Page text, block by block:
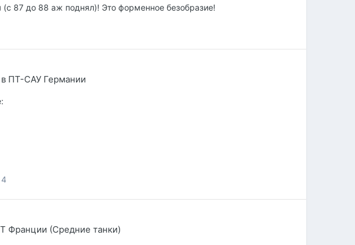
87 до 88 аж поднял)! Это форменное безобразие!
ПТ-САУ Германии
4
Франции (Средние танки)